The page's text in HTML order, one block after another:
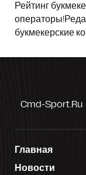
Рейтинг
букмекерские
Cmd-Sport.ru
Главная
Новости